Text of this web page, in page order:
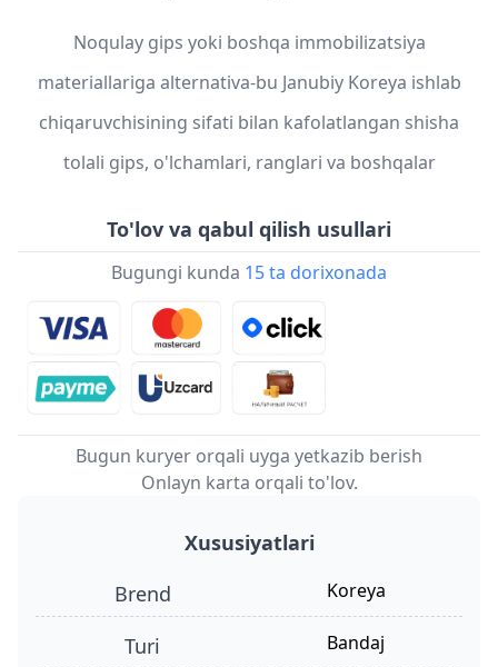
Noqulay gips yoki boshqa immobilizatsiya
materiallariga alternativa-bu Janubiy Koreya ishlab
chiqaruvchisining sifati bilan kafolatlangan shisha
tolali gips, o'lchamlari, ranglari va boshqalar
To'lov va qabul qilish usullari
Bugungi kunda 15 ta dorixonada
Bugun kuryer orqali uyga yetkazib berish
Onlayn karta orqali to'lov.
Xususiyatlari
Brend
Koreya
turi bandaj